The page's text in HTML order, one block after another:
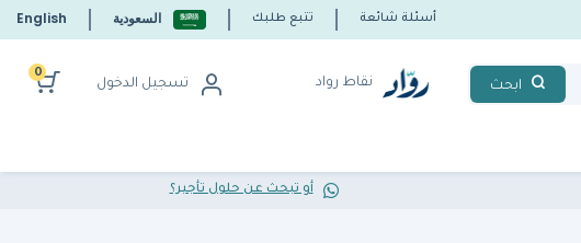
أسئلة شائعة تتبع طلبك السعودية English
ابحث نقاط رواد تسجيل الدخول
0
أو تبحث عن حلول تأجير؟